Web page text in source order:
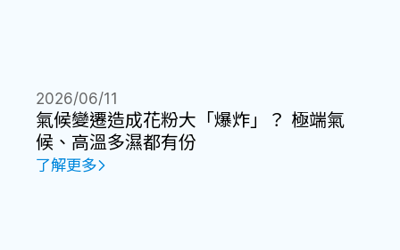
氣候變遷造成花粉大「爆炸」？ 極端氣
候、高溫多濕都有份
2026/06/11
了解更多